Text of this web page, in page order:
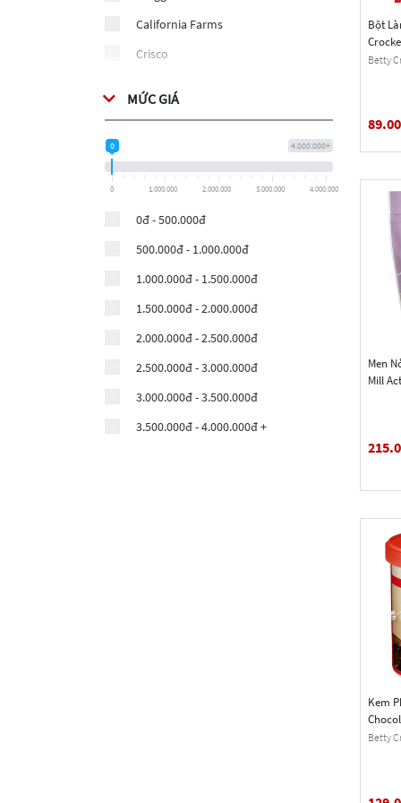
California Farms
Crisco
McCormick
MỨC GIÁ
4.000.000+
0
0 1.000.000 2.000.000 3.000.000 4.000.000
0đ - 500.000đ
500.000đ - 1.000.000đ
1.000.000đ - 1.500.000đ
1.500.000đ - 2.000.000đ
2.000.000đ - 2.500.000đ
2.500.000đ - 3.000.000đ
3.000.000đ - 3.500.000đ
3.500.000đ - 4.000.000đ +
Bột
Mix,
Betty
Men
Mill
Kem
Betty